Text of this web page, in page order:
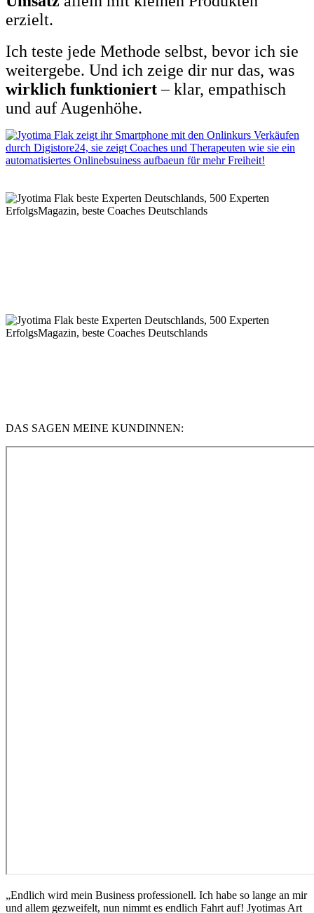
erzielt.
Ich teste jede Methode selbst, bevor ich sie
weitergebe. Und ich zeige dir nur das, was
wirklich funktioniert– klar, empathisch
und auf Augenhöhe.
DAS SAGEN MEINE KUNDINNEN:
„Endlich wird mein Business professionell. Ich habe so lange an mir
und allem gezweifelt, nun nimmt es endlich Fahrt auf! Jyotimas Art